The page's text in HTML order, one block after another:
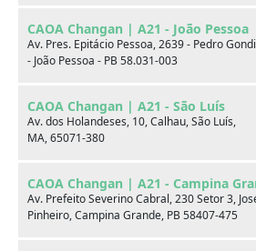
CAOA Changan | A21 - João Pessoa
Av. Pres. Epitácio Pessoa, 2639 - Pedro
- João Pessoa - PB 58.031-003
CAOA Changan | A21 - São Luís
Av. dos Holandeses, 10, Calhau, São Luís,
MA, 65071-380
CAOA Changan | A21 - Campina
Av. Prefeito Severino Cabral, 230 Setor 3,
Pinheiro, Campina Grande, PB 58407-475
Opcionais
Alarme
Ar
Desembaçador traseiro